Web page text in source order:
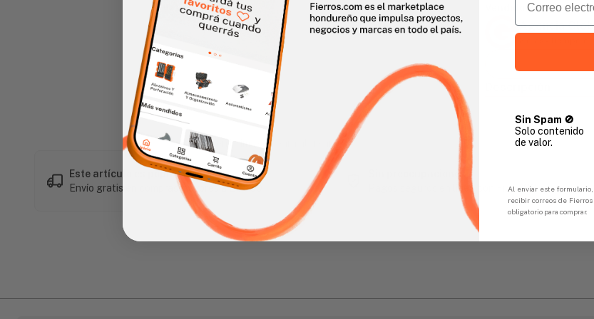
Haz clic en la imagen para alargar
Vendido Por:
Agencia
Este artículo es popular
Envío gratis en compras mayores a L 1,500
Sin preocupaciones
Pagos seguros en línea con FicoPOS
Sin Spam 🚫
Solo contenido
de valor.
Al enviar este
recibir correos de
obligatorio para comprar.